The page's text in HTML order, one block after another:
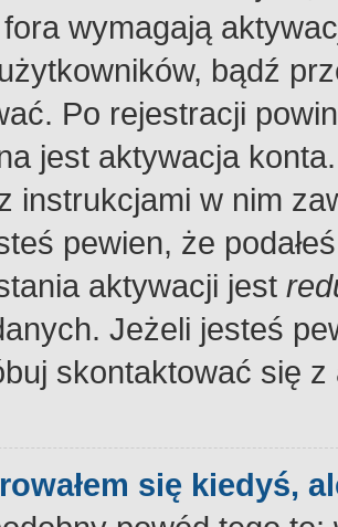
wymagają
bądź
Po rejestracji
jest aktywacja
instrukcjami w nim
pewien, że
aktywacji jest
Jeżeli jesteś
skontaktować się
się kiedyś,